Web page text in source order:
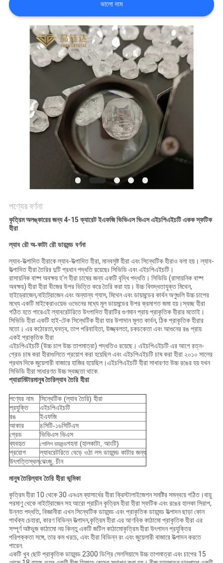
সাইট
PRIVACY
ভালো দাম
পণ্যের বর্ণনা
কৃত্রিম অলঙ্কারের জন্য 4-15 ক্যারেট ইএফজি ভিভিএস ভিএস এইচপিএইচটি একক স্ফটিক
হীরা
ল্যাব রৌ অ-কাটা রৌ ডায়মন্ড বর্ণনা
ল্যাব-উত্পাদিত হীরাকে ল্যাব-উত্পাদিত হীরা, মানবসৃষ্ট হীরা এবং সিন্থেটিক হীরাও বলা হয়। ল্যাব-
উত্পাদিত হীরা তৈরির দুটি প্রধান পদ্ধতি রয়েছেঃ সিভিডি এবং এইচপিএইচটি।
রাসায়নিক বাষ্প অবক্ষয় হ'ল হীরা চাষের জন্য একটি বৃদ্ধি পদ্ধতি। সিভিডি (রাসায়নিক বাষ্প
অবক্ষয়) হীরা হীরা বীজের উপর ভিত্তি করে তৈরি করা হয়। উচ্চ বিশুদ্ধতাযুক্ত মিথেন,
হাইড্রোজেন,নাইট্রোজেন এবং অন্যান্য গ্যাস, মিথেন এবং ডায়মন্ডের কার্বন অণুগুলি উচ্চ চাপের
মধ্যে একটি মাইক্রোওয়েভ ওভেনের মধ্যে মূল ডায়মন্ডের উপর ক্রমাগত জমা হয়।স্বচ্ছ হীরা
গঠিত হতে পারেএই ল্যাবরেটরিতে উৎপাদিত হীরাটির গুণমান প্রায় প্রাকৃতিক হীরার মতোই।
সিভিডি হীরা একটি হাই-টেক সিন্থেটিক হীরা যার উপাদান মূলত কার্বন, ঠিক প্রাকৃতিক হীরার
মতো। এর কঠোরতা,ঘনত্ব, তাপ পরিবাহিতা, উজ্জ্বলতা, চকচকেতা এবং আগুনের রঙ প্রায়
একই প্রাকৃতিক হীরা
এইচপিএইচটি (উচ্চ চাপ উচ্চ তাপমাত্রা) পদ্ধতিও রয়েছে। এইচপিএইচটি এর আগে রত্ন-
গ্রেড চাষ করা হীরাগুলিতে প্রয়োগ করা হয়েছিল এবং এইচপিএইচটি চাষ করা হীরা ২০১০ সালের
প্রথম দিকে জুয়েলারী বাজারে হাজির হয়েছিল।এইচপিএইচটি হীরা সাধারণত উচ্চ রঙের হয় যখন
সিভিডি হীরা সাধারণত উচ্চ স্বচ্ছতা থাকে.
প্যারামিটারমানুষ তৈরিল্যাব তৈরি হীরা
পণ্যের নাম
সিন্থেটিক (ল্যাব তৈরি) হীরা
প্রযুক্তি
এইচপিএইচটি
রঙ
ইএফজি
আকার
৪সিটি-১৬সিটিএস
গ্রেড
ভিভিএস ভিএস
ব্যবহৃত
পোলিশ ডায়মন্ডগহনা (হালকাটা, আংটি)
প্রয়োগ
ল্যাবরেটরিতে বেড়ে ওঠা লস ডায়মন্ড কাটার জন্য
উৎপত্তিস্থলঝেংজু, চীন
মানুষ তৈরিল্যাব তৈরি হীরা ভূমিকা
কৃত্রিম হীরা 10 থেকে 30 এনএম ব্যাসার্ধের হীরা ক্রিস্টালাইজেশন সমষ্টির সমন্বয়ে গঠিত।বায়ু
পরমাণু থেকে নাইট্রোজেন সহ আরো প্রাচীন কৃত্রিম হীরা হীরা স্ফটিক এবং রঙের হালকা সিরাপ,
উন্নত পদ্ধতি, বিজ্ঞানীরা এখন সিন্থেটিক ডায়মন্ড এবং প্রাকৃতিক ডায়মন্ড উত্পাদন ছাড়া কোন
পার্থক্য চেহারা, কারণ বিভিন্ন উত্পাদন,কৃত্রিম হীরা এর আণবিক কাঠামো প্রাকৃতিক হীরা এর
সম্পূর্ণ অষ্টভুজ কাঠামো নয় কিন্তু একটি জটিল কাঠামোকৃত্রিম হীরা উৎপাদন প্রযুক্তির
পরিপক্কতা সঙ্গে, তার কম খরচে, এবং হীরা বিভিন্ন রং এবং জুয়েলারী বাজারে উত্পাদন করতে
পারেন.
একটি খুব ছোট প্রাকৃতিক ডায়মন্ড 2300 ডিগ্রি সেলসিয়াসে উচ্চ তাপমাত্রা এবং চাপের 15